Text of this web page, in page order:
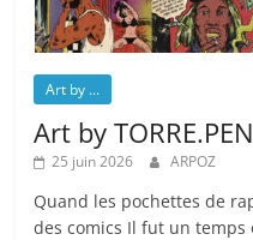
Art by ...
Art by
25 juin 2026 ARPOZ
Quand les pochettes de
des comics Il fut un temps